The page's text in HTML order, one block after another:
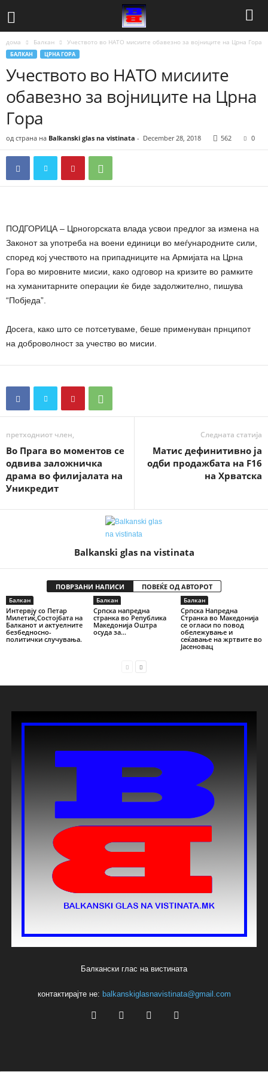
дома Балкан Учеството во НАТО мисиите обавезно за војниците на Црна Гора
БАЛКАН ЦРНА ГОРА
Учеството во НАТО мисиите
обавезно за војниците на Црна
Гора
од страна на Balkanski glas na vistinata - December 28, 2018 562 0
ПОДГОРИЦА – Црногорската влада усвои предлог за измена на
Законот за употреба на воени единици во меѓународните сили,
според кој учеството на припадниците на Армијата на Црна
Гора во мировните мисии, како одговор на кризите во рамките
на хуманитарните операции ќе биде задолжително, пишува
“Побједа”.
Досега, како што се потсетуваме, беше применуван прнципот
на доброволност за учество во мисии.
претходниот член,
Во Прага во моментов се
одвива заложничка
драма во филијалата на
Уникредит
Следната статија
Матис дефинитивно ја
одби продажбата на F16
на Хрватска
Balkanski glas na vistinata
ПОВРЗАНИ НАПИСИ ПОВЕЌЕ ОД АВТОРОТ
Балкан
Интервју со Петар
Милетиќ,Состојбата на
Балканот и актуелните
безбедносно-
политички случувања.
Балкан
Српска напредна
странка во Република
Македонија Оштра
осуда за...
Балкан
Српска Напредна
Странка во Македонија
се огласи по повод
обележување и
сеќавање на жртвите во
Јасеновац
Балкански глас на вистината
контактирајте не: balkanskiglasnavistinata@gmail.com